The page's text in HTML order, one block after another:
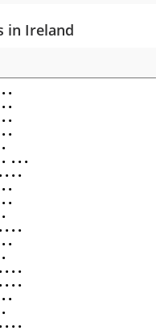
in Ireland
• •
• •
• •
• •
•
• • • •
• • • •
• •
• •
•
• • • •
• •
•
• • • •
• • • •
• •
•
• • • •